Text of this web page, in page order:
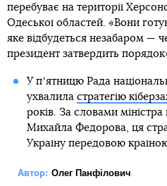
перебуває на території
Одеської областей. «Вони
яке відбудеться незабаром —
президент затвердить
У пʼятницю Рада
ухвалила стратегію
років. За словами
Михайла Федорова, ця
Україну передовою
Автор: Олег Панфілович